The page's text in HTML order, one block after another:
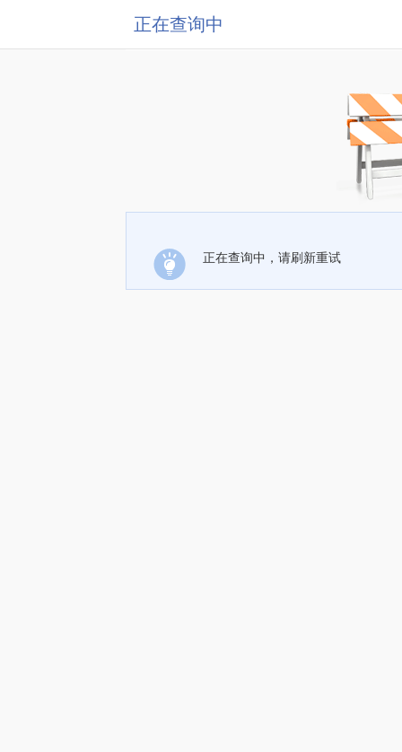
正在查询中
正在查询中，请刷新重试